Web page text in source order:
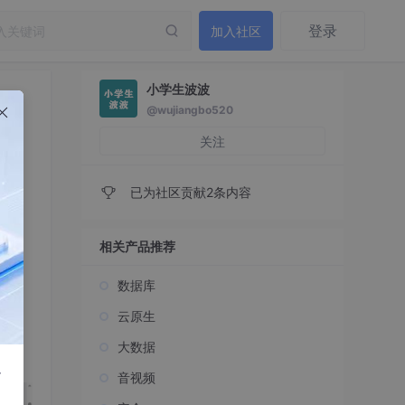
加入社区 登录
小学生波波
@wujiangbo520
关注
已为社区贡献2条内容
相关产品推荐
数据库
云原生
大数据
音视频